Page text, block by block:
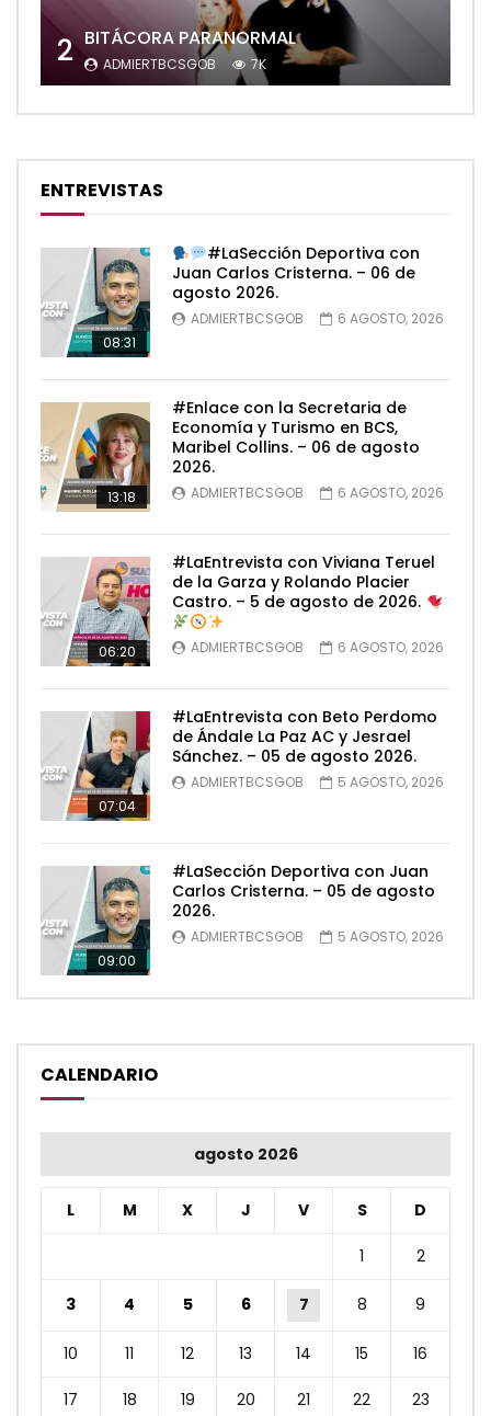
2 BITÁCORA PARANORMAL
ADMIERTBCSGOB 7K
ENTREVISTAS
08:31
#LaSección Deportiva con
Juan Carlos Cristerna. – 06 de
agosto 2026.
ADMIERTBCSGOB 6 AGOSTO, 2026
13:18
#Enlace con la Secretaria de
Economía y Turismo en BCS,
Maribel Collins. – 06 de agosto
2026.
ADMIERTBCSGOB 6 AGOSTO, 2026
06:20
#LaEntrevista con Viviana Teruel
de la Garza y Rolando Placier
Castro. – 5 de agosto de 2026.
ADMIERTBCSGOB 6 AGOSTO, 2026
07:04
#LaEntrevista con Beto Perdomo
de Ándale La Paz AC y Jesrael
Sánchez. – 05 de agosto 2026.
ADMIERTBCSGOB 5 AGOSTO, 2026
09:00
#LaSección Deportiva con Juan
Carlos Cristerna. – 05 de agosto
2026.
ADMIERTBCSGOB 5 AGOSTO, 2026
CALENDARIO
agosto 2026
L M X J V S D
1 2
3 4 5 6 7 8 9
10 11 12 13 14 15 16
17 18 19 20 21 22 23